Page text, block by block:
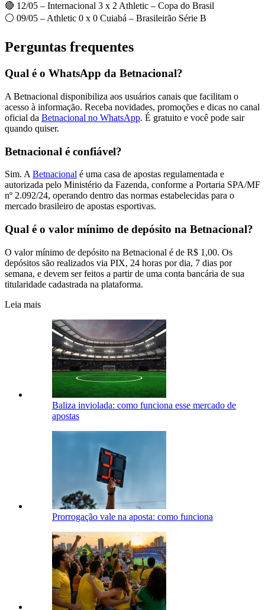
🔴 12/05 – Internacional 3 x 2 Athletic – Copa do Brasil
⚪ 09/05 – Athletic 0 x 0 Cuiabá – Brasileirão Série B
Perguntas frequentes
Qual é o WhatsApp da Betnacional?
A Betnacional disponibiliza aos usuários canais que facilitam o
acesso à informação. Receba novidades, promoções e dicas no canal
oficial da Betnacional no WhatsApp. É gratuito e você pode sair
quando quiser.
Betnacional é confiável?
Sim. A Betnacional é uma casa de apostas regulamentada e
autorizada pelo Ministério da Fazenda, conforme a Portaria SPA/MF
nº 2.092/24, operando dentro das normas estabelecidas para o
mercado brasileiro de apostas esportivas.
Qual é o valor mínimo de depósito na Betnacional?
O valor mínimo de depósito na Betnacional é de R$ 1,00. Os
depósitos são realizados via PIX, 24 horas por dia, 7 dias por
semana, e devem ser feitos a partir de uma conta bancária de sua
titularidade cadastrada na plataforma.
Leia mais
Baliza inviolada: como funciona esse mercado de
apostas
Prorrogação vale na aposta: como funciona